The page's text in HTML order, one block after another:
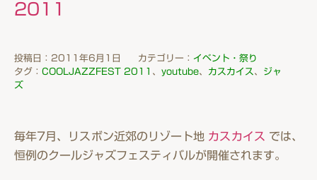
2011
投稿日：2011年6月1日 カテゴリー： イベント・祭り
タグ： COOLJAZZFEST 2011 、 youtube、 カスカイス 、 ジャ
ズ
毎年7月、リスボン近郊のリゾート地 カスカイス では、
恒例のクールジャズフェスティバルが開催されます。